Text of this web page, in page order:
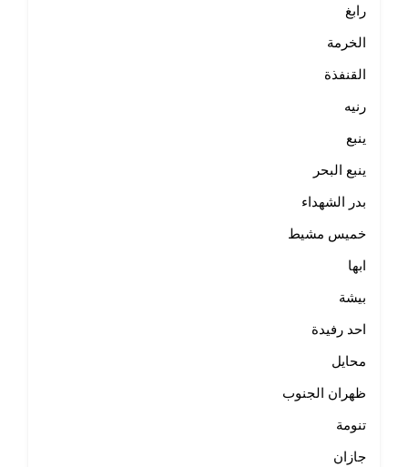
رابغ
الخرمة
القنفذة
رنيه
ينبع
ينبع البحر
بدر الشهداء
خميس مشيط
ابها
بيشة
احد رفيدة
محايل
ظهران الجنوب
تنومة
جازان